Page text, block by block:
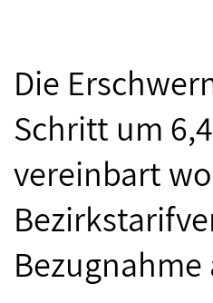
Die
Schritt um
vereinbart